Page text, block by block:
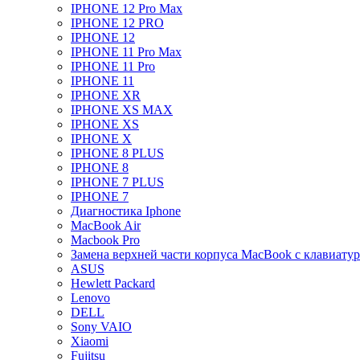
IPHONE 12 Pro Max
IPHONE 12 PRO
IPHONE 12
IPHONE 11 Pro Max
IPHONE 11 Pro
IPHONE 11
IPHONE XR
IPHONE XS MAX
IPHONE XS
IPHONE X
IPHONE 8 PLUS
IPHONE 8
IPHONE 7 PLUS
IPHONE 7
Диагностика Iphone
MacBook Air
Macbook Pro
Замена верхней части корпуса MacBook с
ASUS
Hewlett Packard
Lenovo
DELL
Sony VAIO
Xiaomi
Fujitsu